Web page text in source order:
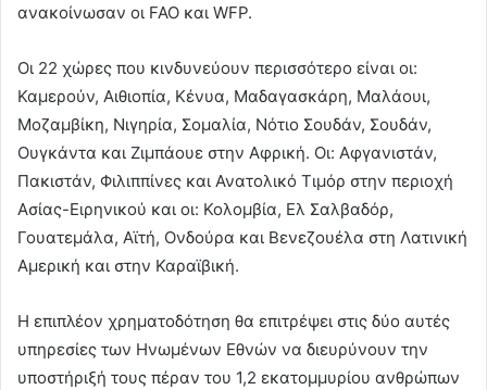
ανακοίνωσαν οι FAO και WFP.
Οι 22 χώρες που κινδυνεύουν περισσότερο είναι οι:
Καμερούν, Αιθιοπία, Κένυα, Μαδαγασκάρη, Μαλάουι,
Μοζαμβίκη, Νιγηρία, Σομαλία, Νότιο Σουδάν, Σουδάν,
Ουγκάντα και Ζιμπάουε στην Αφρική. Οι: Αφγανιστάν,
Πακιστάν, Φιλιππίνες και Ανατολικό Τιμόρ στην περιοχή
Ασίας-Ειρηνικού και οι: Κολομβία, Ελ Σαλβαδόρ,
Γουατεμάλα, Αϊτή, Ονδούρα και Βενεζουέλα στη Λατινική
Αμερική και στην Καραϊβική.
Η επιπλέον χρηματοδότηση θα επιτρέψει στις δύο αυτές
υπηρεσίες των Ηνωμένων Εθνών να διευρύνουν την
υποστήριξή τους πέραν του 1,2 εκατομμυρίου ανθρώπων